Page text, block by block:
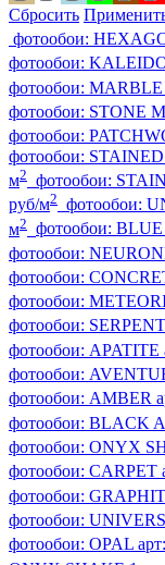
Сбросить
фотообои:
фотообои:
фотообои:
фотообои: STONE
фотообои:
фотообои:
м2 фотообои:
руб/м2 фотообои:
м2 фотообои: BLUE
фотообои:
фотообои:
фотообои:
фотообои:
фотообои: APATITE
фотообои:
фотообои: AMBER
фотообои: BLACK
фотообои: ONYX
фотообои: CARPET
фотообои:
фотообои:
фотообои: OPAL арт: